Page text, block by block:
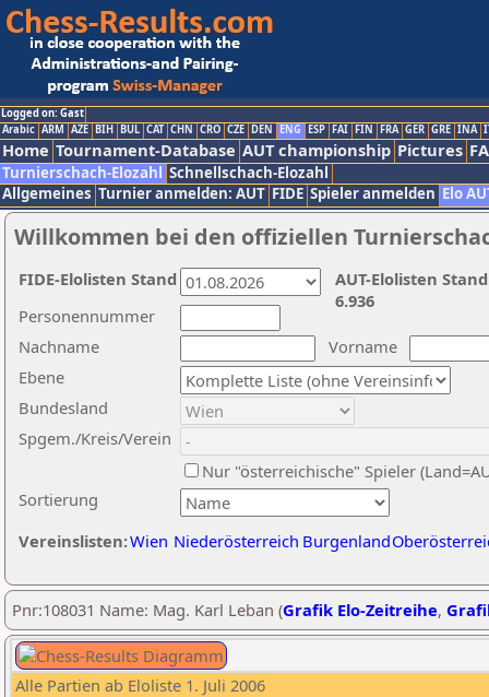
Logged on: Gast
Arabic ARM AZE BIH BUL CAT CHN CRO CZE DEN ENG ESP FAI FIN FRA GER GRE INA
Home Tournament-Database AUT championship Pictures
Turnierschach-Elozahl Schnellschach-Elozahl
Allgemeines Turnier anmelden: AUT FIDE Spieler anmelden Elo
Willkommen bei den offiziellen
Nachname
Vorname
Ebene
Sortierung
Personennummer
Bundesland
Spgem./Kreis/Verein
Nur "österreichische" Spieler
Vereinslisten:Wien Niederösterreich Burgenland
AUT-Elolisten
6.936
FIDE-Elolisten Stand
Pnr:108031 Name: Mag. Karl Leban (Grafik Elo-Zeitreihe,
Alle Partien ab Eloliste 1. Juli 2006